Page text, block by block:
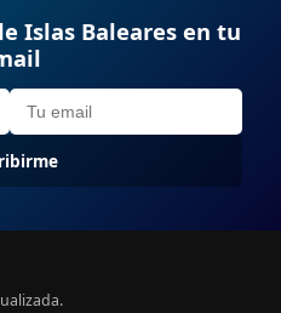
Islas Baleares en tu